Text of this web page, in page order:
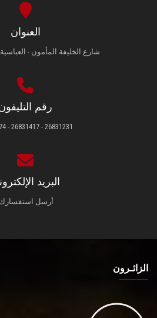
العنوان
شارع الخليفة المأمون -
رقم
26831231 - 26831417 - 26831474
البريد
أرسل
الزائـرون